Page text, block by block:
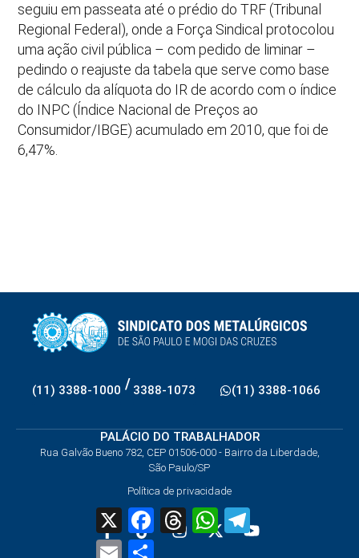
seguiu em passeata até o prédio do TRF (Tribunal
Regional Federal), onde a Força Sindical protocolou
uma ação civil pública – com pedido de liminar –
pedindo o reajuste da tabela que serve como base
de cálculo da alíquota do IR de acordo com o índice
do INPC (Índice Nacional de Preços ao
Consumidor/IBGE) acumulado em 2010, que foi de
6,47%.
(11) 3388-1000 / 3388-1073 (11) 3388-1066
PALÁCIO DO TRABALHADOR
Rua Galvão Bueno 782, CEP 01506-000 - Bairro da Liberdade,
São Paulo/SP
Política de privacidade
X FacebookThreadsWhatsApp
Email